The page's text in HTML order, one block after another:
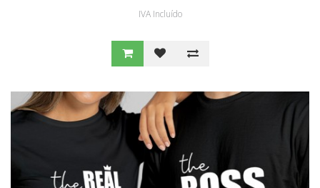
IVA Incluído